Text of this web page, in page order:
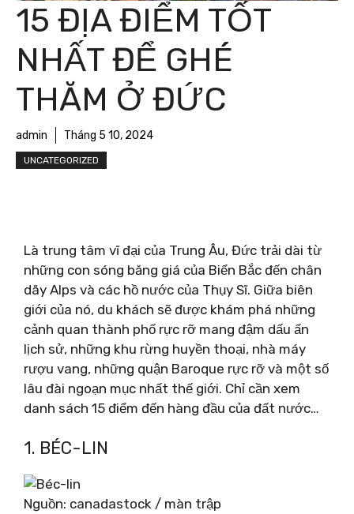
15 ĐỊA ĐIỂM TỐT
NHẤT ĐỂ GHÉ
THĂM Ở ĐỨC
admin Tháng 5 10, 2024
UNCATEGORIZED
Là trung tâm vĩ đại của Trung Âu, Đức trải dài từ
những con sóng băng giá của Biển Bắc đến chân
dãy Alps và các hồ nước của Thụy Sĩ. Giữa biên
giới của nó, du khách sẽ được khám phá những
cảnh quan thành phố rực rỡ mang đậm dấu ấn
lịch sử, những khu rừng huyền thoại, nhà máy
rượu vang, những quận Baroque rực rỡ và một số
lâu đài ngoạn mục nhất thế giới. Chỉ cần xem
danh sách 15 điểm đến hàng đầu của đất nước…
1. BÉC-LIN
Nguồn: canadastock / màn trập